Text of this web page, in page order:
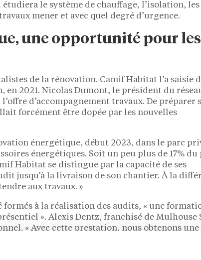
le système de chauffage, l’isolation, les
mener et avec quel degré d’urgence.
une opportunité pour les
de la rénovation. Camif Habitat l’a saisie
2021. Nicolas Dumont, le président du
d’accompagnement travaux. De préparer
forcément être dopée par les nouvelles
énergétique, début 2023, dans le parc
énergétiques. Soit un peu plus de 17% du
Habitat se distingue par la capacité de ses
jusqu’à la livraison de son chantier. À la
aux travaux. »
formés à la réalisation des audits, « une
». Alexis Dentz, franchisé de Mulhouse
« Avec cette prestation, nous obtenons une
comprendre son fonctionnement, comment il
les meilleures solutions pour les travaux. »